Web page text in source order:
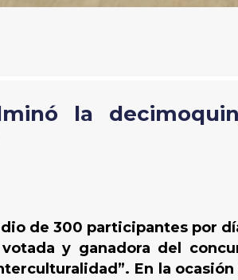
la
de 300 participantes por
y ganadora del
En la